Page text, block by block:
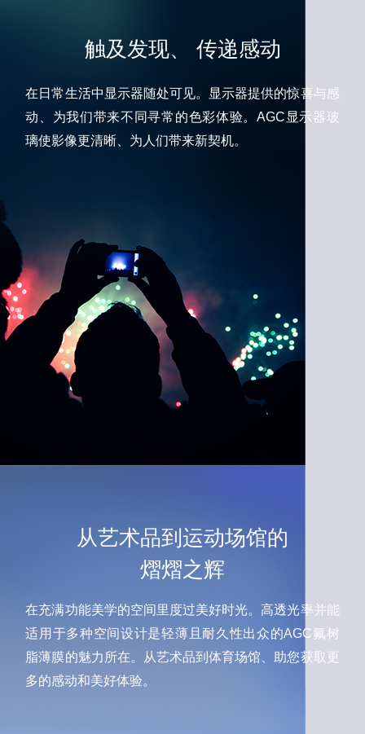
触及发现、 传递感动
在日常生活中显示器随处可见。显示器提供的惊喜与感
动、为我们带来不同寻常的色彩体验。AGC显示器玻
璃使影像更清晰、为人们带来新契机。
从艺术品到运动场馆的
熠熠之辉
在充满功能美学的空间里度过美好时光。高透光率并能
适用于多种空间设计是轻薄且耐久性出众的AGC氟树
脂薄膜的魅力所在。从艺术品到体育场馆、助您获取更
多的感动和美好体验。